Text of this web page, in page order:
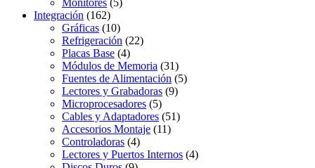
Integración (162)
Gráficas (10)
Refrigeración (22)
Placas Base (4)
Módulos de Memoria (31)
Fuentes de Alimentación (5)
Lectores y Grabadoras (9)
Microprocesadores (5)
Cables y Adaptadores (51)
Accesorios Montaje (11)
Controladoras (4)
Lectores y Puertos Internos (4)